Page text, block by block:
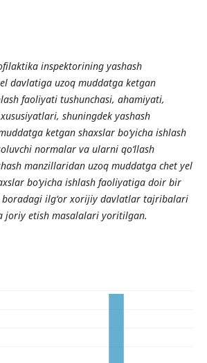
inspektorining yashash
davlatiga uzoq muddatga ketgan
faoliyati tushunchasi, ahamiyati,
shuningdek yashash
ketgan shaxslar bo‘yicha ishlash
normalar va ularni qo‘llash
manzillaridan uzoq muddatga chet yel
bo‘yicha ishlash faoliyatiga doir bir
ilg‘or xorijiy davlatlar tajribalari
joriy etish masalalari yoritilgan.